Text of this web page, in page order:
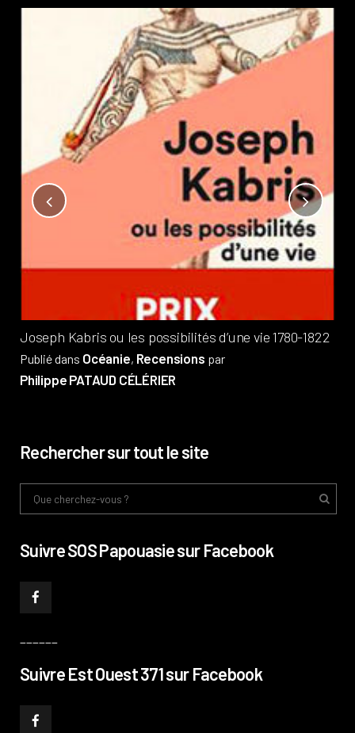
Joseph Kabris ou les possibilités d’une vie 1780-1822
Publié dans Océanie, Recensions par
Philippe PATAUD CÉLÉRIER
Rechercher sur tout le site
Suivre SOS Papouasie sur Facebook
Suivre Est Ouest 371 sur Facebook